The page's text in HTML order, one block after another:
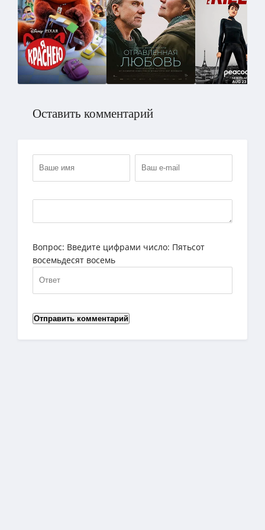
Оставить комментарий
Вопрос: Введите цифрами число: Пятьсот
восемьдесят восемь
Отправить комментарий